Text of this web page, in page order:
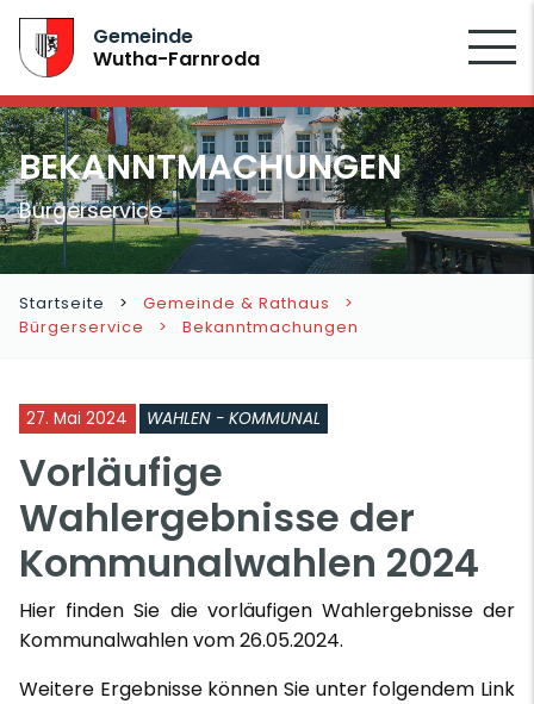
Gemeinde
Wutha-Farnroda
BEKANNTMACHUNGEN
Bürgerservice
Startseite
Gemeinde & Rathaus
Bürgerservice
Bekanntmachungen
27. Mai 2024 WAHLEN - KOMMUNAL
Vorläufige
Wahlergebnisse der
Kommunalwahlen 2024
Hier finden Sie die vorläufigen Wahlergebnisse der
Kommunalwahlen vom 26.05.2024.
Weitere Ergebnisse können Sie unter folgendem Link